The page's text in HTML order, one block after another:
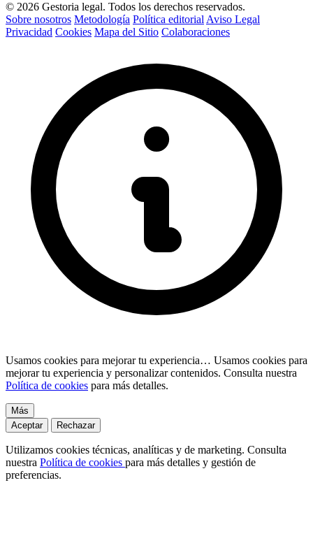
© 2026 Gestoria legal. Todos los derechos reservados.
Sobre nosotros Metodología Política editorial Aviso Legal
Privacidad Cookies Mapa del Sitio Colaboraciones
Usamos cookies para mejorar tu experiencia… Usamos cookies para
mejorar tu experiencia y personalizar contenidos. Consulta nuestra
Política de cookies para más detalles.
Más
Aceptar
Rechazar
Utilizamos cookies técnicas, analíticas y de marketing. Consulta
nuestra Política de cookies para más detalles y gestión de
preferencias.